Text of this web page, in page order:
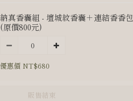
納真香囊組 - 壇城紋香囊＋連結香香包
(原價800元)
優惠價 NT$680
販售結束